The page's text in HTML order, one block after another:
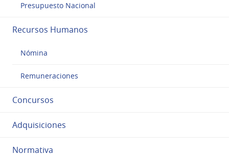
Presupuesto Nacional
Recursos Humanos
Nómina
Remuneraciones
Concursos
Adquisiciones
Normativa